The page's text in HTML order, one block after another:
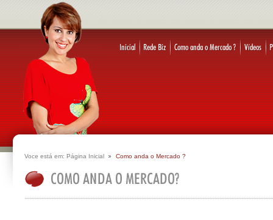
Voce está em: Página Inicial Como anda o Mercado ?